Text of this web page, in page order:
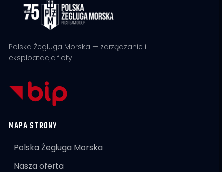
Polska Żegluga Morska — zarządzanie i
eksploatacja floty.
MAPA STRONY
Polska Żegluga Morska
Nasza oferta